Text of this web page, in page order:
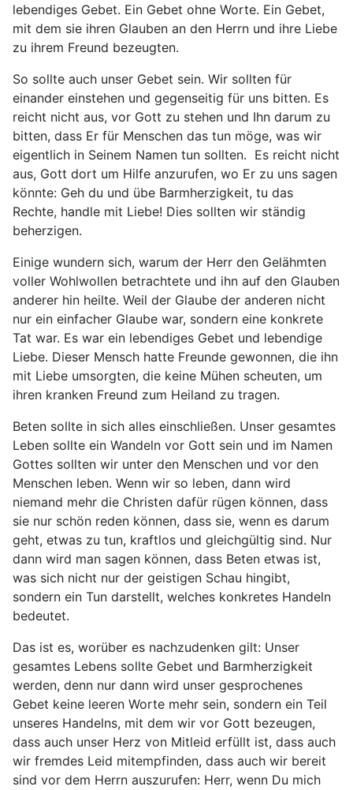
lebendiges Gebet. Ein Gebet ohne Worte. Ein Gebet,
mit dem sie ihren Glauben an den Herrn und ihre Liebe
zu ihrem Freund bezeugten.
So sollte auch unser Gebet sein. Wir sollten für
einander einstehen und gegenseitig für uns bitten. Es
reicht nicht aus, vor Gott zu stehen und Ihn darum zu
bitten, dass Er für Menschen das tun möge, was wir
eigentlich in Seinem Namen tun sollten. Es reicht nicht
aus, Gott dort um Hilfe anzurufen, wo Er zu uns sagen
könnte: Geh du und übe Barmherzigkeit, tu das
Rechte, handle mit Liebe! Dies sollten wir ständig
beherzigen.
Einige wundern sich, warum der Herr den Gelähmten
voller Wohlwollen betrachtete und ihn auf den Glauben
anderer hin heilte. Weil der Glaube der anderen nicht
nur ein einfacher Glaube war, sondern eine konkrete
Tat war. Es war ein lebendiges Gebet und lebendige
Liebe. Dieser Mensch hatte Freunde gewonnen, die ihn
mit Liebe umsorgten, die keine Mühen scheuten, um
ihren kranken Freund zum Heiland zu tragen.
Beten sollte in sich alles einschließen. Unser gesamtes
Leben sollte ein Wandeln vor Gott sein und im Namen
Gottes sollten wir unter den Menschen und vor den
Menschen leben. Wenn wir so leben, dann wird
niemand mehr die Christen dafür rügen können, dass
sie nur schön reden können, dass sie, wenn es darum
geht, etwas zu tun, kraftlos und gleichgültig sind. Nur
dann wird man sagen können, dass Beten etwas ist,
was sich nicht nur der geistigen Schau hingibt,
sondern ein Tun darstellt, welches konkretes Handeln
bedeutet.
Das ist es, worüber es nachzudenken gilt: Unser
gesamtes Lebens sollte Gebet und Barmherzigkeit
werden, denn nur dann wird unser gesprochenes
Gebet keine leeren Worte mehr sein, sondern ein Teil
unseres Handelns, mit dem wir vor Gott bezeugen,
dass auch unser Herz von Mitleid erfüllt ist, dass auch
wir fremdes Leid mitempfinden, dass auch wir bereit
sind vor dem Herrn auszurufen: Herr, wenn Du mich